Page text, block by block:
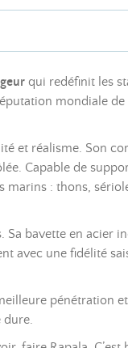
qui redéfinit les
mondiale
et réalisme. Son
Capable de
: thons,
bavette en acier
avec une fidélité
pénétration
dure.